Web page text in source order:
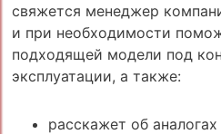
свяжется менеджер
и при необходимости
подходящей модели под
эксплуатации, а также:
расскажет об